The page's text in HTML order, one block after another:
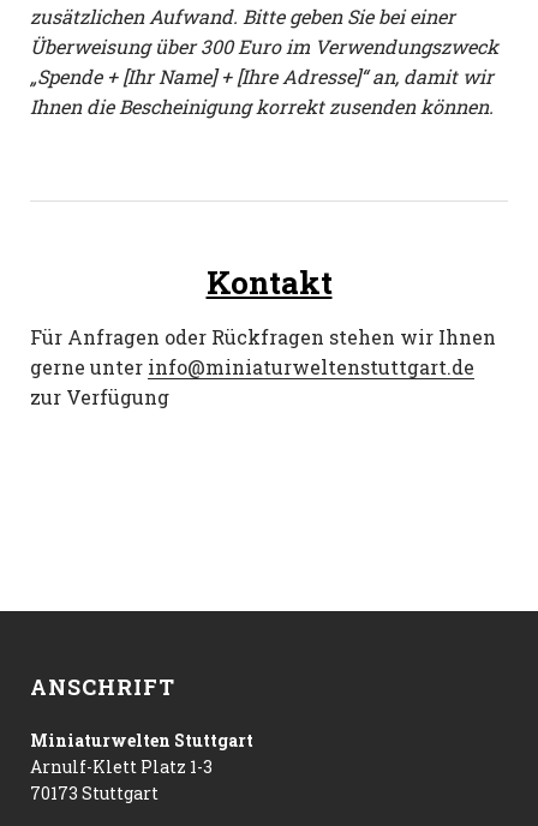
zusätzlichen Aufwand. Bitte geben Sie bei einer
Überweisung über 300 Euro im Verwendungszweck
„Spende + [Ihr Name] + [Ihre Adresse]“ an, damit wir
Ihnen die Bescheinigung korrekt zusenden können.
Kontakt
Für Anfragen oder Rückfragen stehen wir Ihnen
gerne unter info@miniaturweltenstuttgart.de
zur Verfügung
ANSCHRIFT
Miniaturwelten Stuttgart
Arnulf-Klett Platz 1-3
70173 Stuttgart